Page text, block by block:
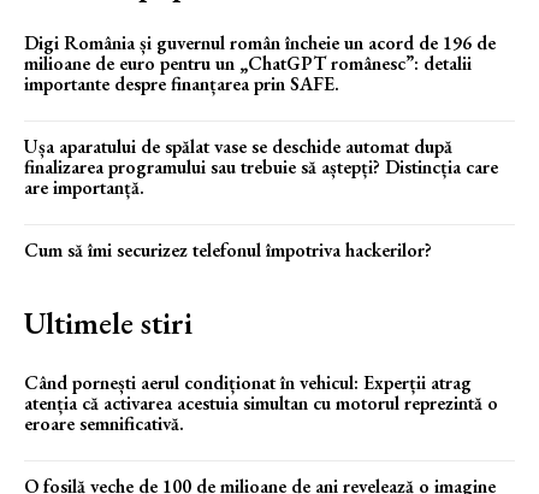
Digi România și guvernul român încheie un acord de 196 de
milioane de euro pentru un „ChatGPT românesc”: detalii
importante despre finanțarea prin SAFE.
Ușa aparatului de spălat vase se deschide automat după
finalizarea programului sau trebuie să aștepți? Distincția care
are importanță.
Cum să îmi securizez telefonul împotriva hackerilor?
Ultimele stiri
Când pornești aerul condiționat în vehicul: Experții atrag
atenția că activarea acestuia simultan cu motorul reprezintă o
eroare semnificativă.
O fosilă veche de 100 de milioane de ani revelează o imagine